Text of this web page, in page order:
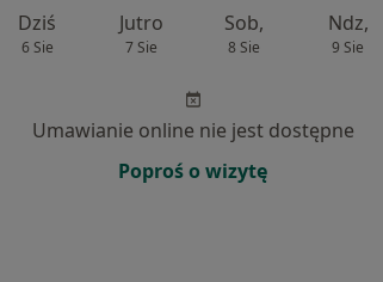
Dziś
6 Sie
Jutro
7 Sie
Sob,
8 Sie
Ndz,
9 Sie
Umawianie online nie jest dostępne
Poproś o wizytę